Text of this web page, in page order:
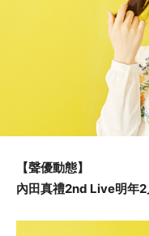
【聲優動態】
內田真禮2nd Live明年